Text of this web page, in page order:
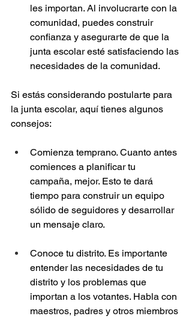
les importan. Al involucrarte con la
comunidad, puedes construir
confianza y asegurarte de que la
junta escolar esté satisfaciendo las
necesidades de la comunidad.
Si estás considerando postularte para
la junta escolar, aquí tienes algunos
consejos:
Comienza temprano. Cuanto antes
comiences a planificar tu
campaña, mejor. Esto te dará
tiempo para construir un equipo
sólido de seguidores y desarrollar
un mensaje claro.
Conoce tu distrito. Es importante
entender las necesidades de tu
distrito y los problemas que
importan a los votantes. Habla con
maestros, padres y otros miembros